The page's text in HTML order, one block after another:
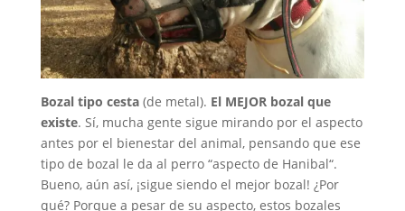
Bozal tipo cesta(de metal). El MEJOR bozal que
existe. Sí, mucha gente sigue mirando por el aspecto
antes por el bienestar del animal, pensando que ese
tipo de bozal le da al perro “aspecto de Hanibal“.
Bueno, aún así, ¡sigue siendo el mejor bozal! ¿Por
qué? Porque a pesar de su aspecto, estos bozales